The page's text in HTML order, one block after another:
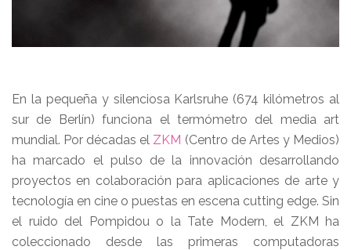
En la pequeña y silenciosa Karlsruhe (674 kilómetros al
sur de Berlín) funciona el termómetro del media art
mundial. Por décadas el ZKM (Centro de Artes y Medios)
ha marcado el pulso de la innovación desarrollando
proyectos en colaboración para aplicaciones de arte y
tecnología en cine o puestas en escena cutting edge. Sin
el ruido del Pompidou o la Tate Modern, el ZKM ha
coleccionado desde las primeras computadoras